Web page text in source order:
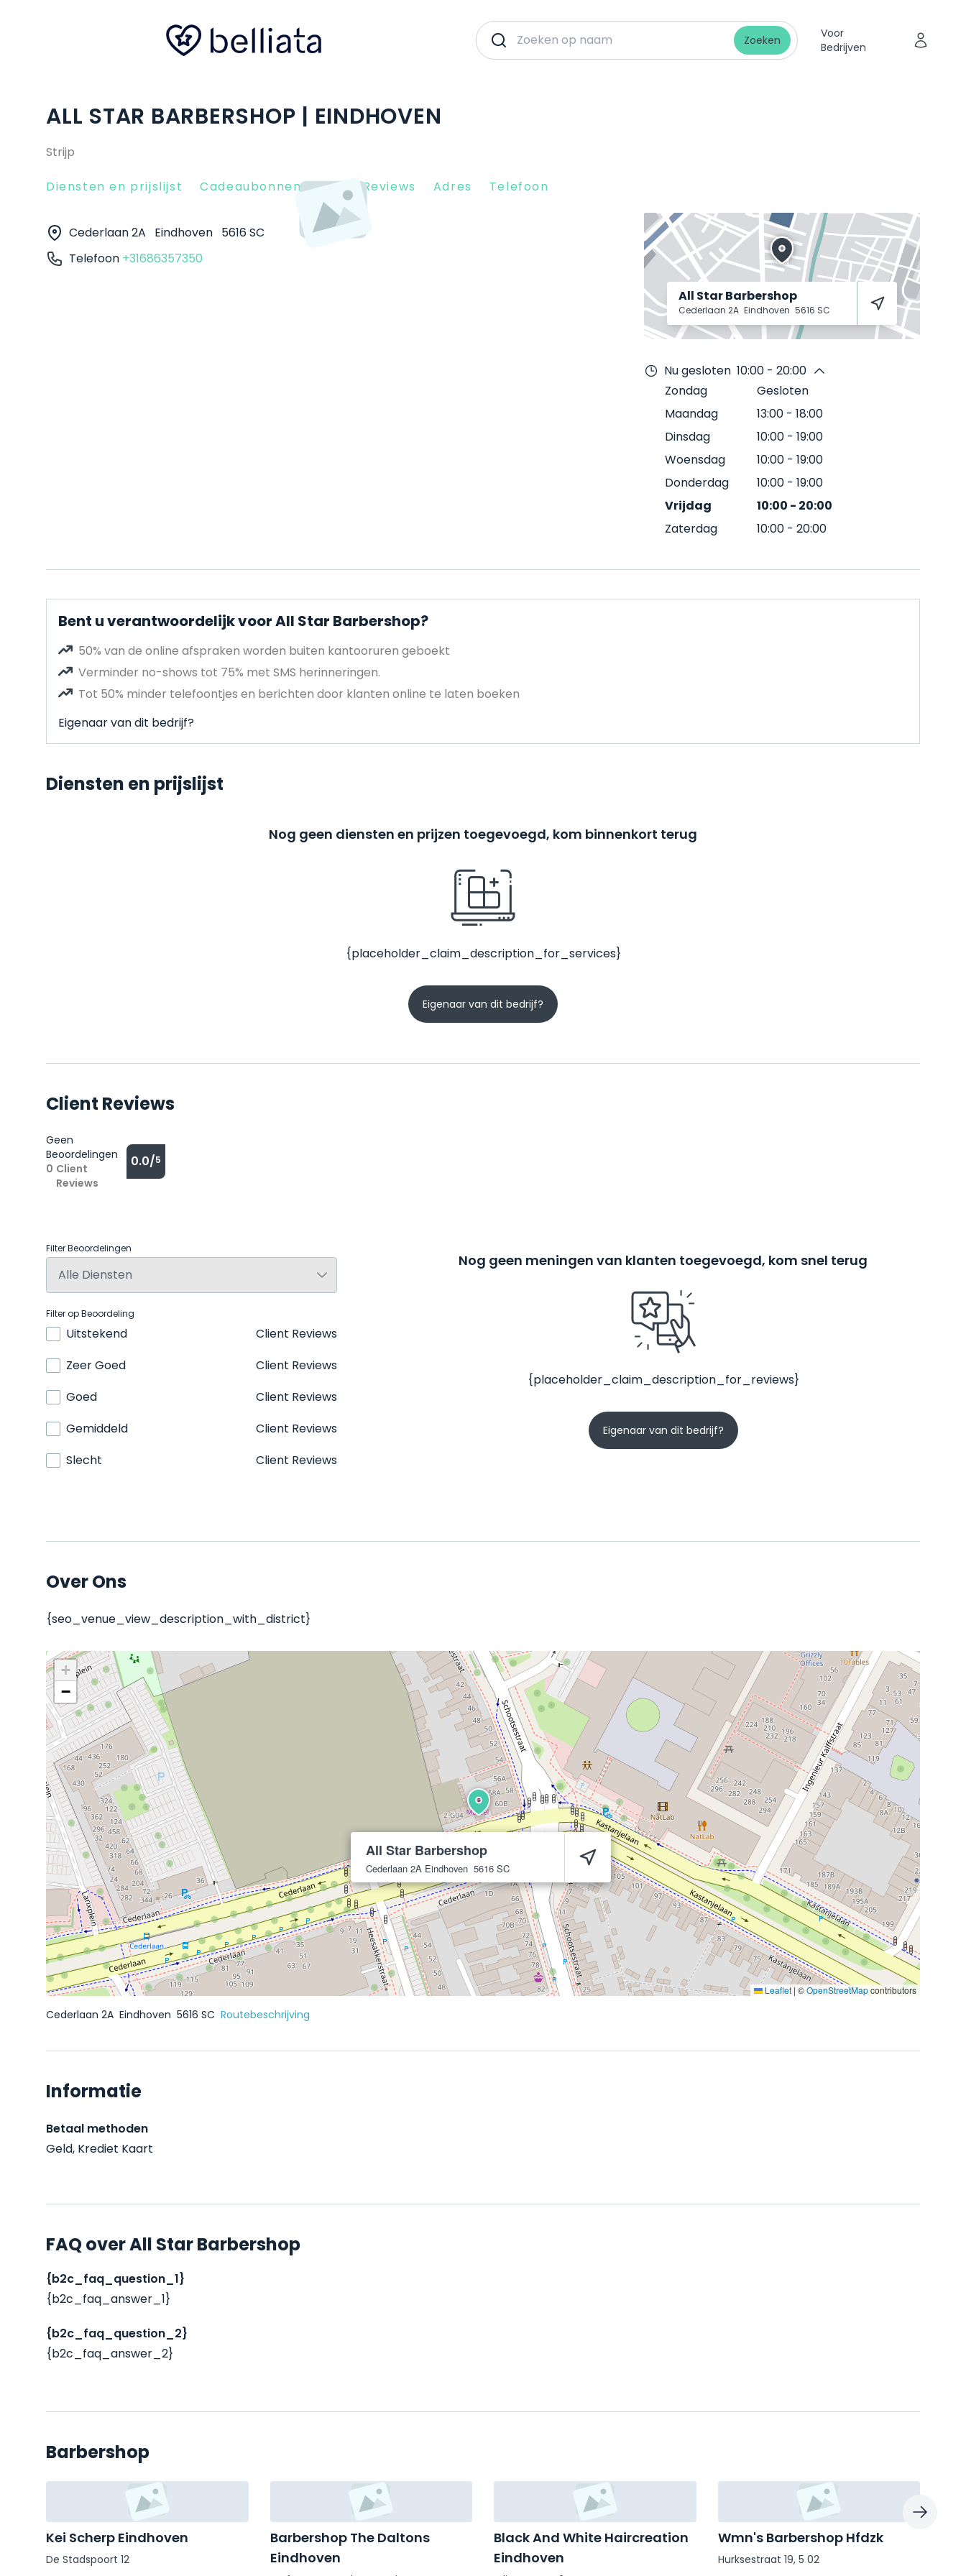
Zoeken
Voor
Bedrijven
ALL STAR BARBERSHOP | EINDHOVEN
Strijp
Diensten en prijslijst Cadeaubonnen Client Reviews Adres Telefoon
Cederlaan 2A Eindhoven 5616 SC
Telefoon +31686357350
All Star Barbershop
Cederlaan 2A Eindhoven 5616 SC
Nu gesloten 10:00 - 20:00
Zondag
Gesloten
Maandag
13:00 - 18:00
Dinsdag
10:00 - 19:00
Woensdag
10:00 - 19:00
Donderdag
10:00 - 19:00
Vrijdag
10:00 - 20:00
Zaterdag
10:00 - 20:00
Bent u verantwoordelijk voor All Star Barbershop?
50% van de online afspraken worden buiten kantooruren geboekt
Verminder no-shows tot 75% met SMS herinneringen.
Tot 50% minder telefoontjes en berichten door klanten online te laten boeken
Eigenaar van dit bedrijf?
Diensten en prijslijst
Nog geen diensten en prijzen toegevoegd, kom binnenkort terug
{placeholder_claim_description_for_services}
Eigenaar van dit bedrijf?
Client Reviews
Geen
Beoordelingen
0 Client
Reviews
0.0/5
Filter Beoordelingen
Filter op Beoordeling
Uitstekend
Client Reviews
Zeer Goed
Client Reviews
Goed
Client Reviews
Gemiddeld
Client Reviews
Slecht
Client Reviews
Nog geen meningen van klanten toegevoegd, kom snel terug
{placeholder_claim_description_for_reviews}
Eigenaar van dit bedrijf?
Over Ons
{seo_venue_view_description_with_district}
All Star Barbershop
Cederlaan 2A Eindhoven 5616 SC
+
−
Leaflet | ©OpenStreetMapcontributors
Cederlaan 2A Eindhoven 5616 SC Routebeschrijving
Informatie
Betaal methoden
Geld, Krediet Kaart
FAQ over All Star Barbershop
{b2c_faq_question_1}
{b2c_faq_answer_1}
{b2c_faq_question_2}
{b2c_faq_answer_2}
Barbershop
Kei Scherp Eindhoven
De Stadspoort 12
Barbershop The Daltons
Eindhoven
Black And White Haircreation
Eindhoven
Wmn's Barbershop Hfdzk
Hurksestraat 19, 5 02